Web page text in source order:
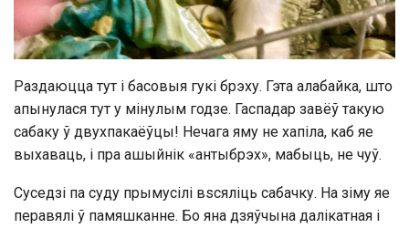
Раздаюцца тут і басовыя гукі брэху. Гэта алабайка, што
апынулася тут у мінулым годзе. Гаспадар завёў такую
сабаку ў двухпакаёўцы! Нечага яму не хапіла, каб яе
выхаваць, і пра ашыйнік «антыбрэх», мабыць, не чуў.
Суседзі па суду прымусілі вsсяліць сабачку. На зіму яе
перавялі ў памяшканне. Бо яна дзяўчына далікатная і